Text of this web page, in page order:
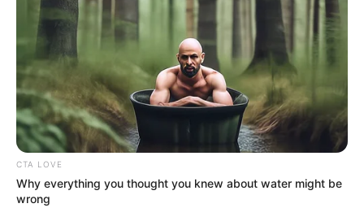
L’analyse des chevaux à
CTA LOVE
Why everything you thought you knew about water might be
wrong